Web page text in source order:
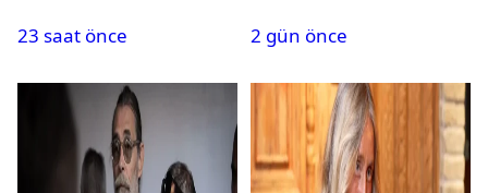
23 saat önce
2 gün önce